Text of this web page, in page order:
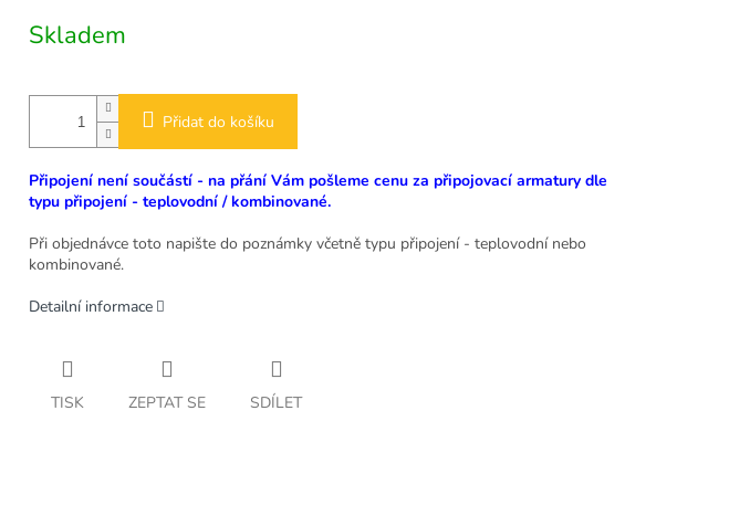
cena:
Skladem
Přidat do košíku
Připojení není součástí - na přání Vám pošleme cenu za připojovací armatury dle
typu připojení - teplovodní / kombinované.
Při objednávce toto napište do poznámky včetně typu připojení - teplovodní nebo
kombinované.
Detailní informace
TISK ZEPTAT SE SDÍLET